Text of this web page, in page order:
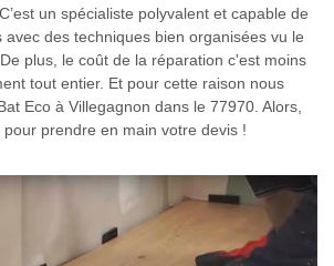
un spécialiste polyvalent et capable de
des techniques bien organisées vu le
plus, le coût de la réparation c'est moins
tout entier. Et pour cette raison nous
Eco à Villegagnon dans le 77970. Alors,
prendre en main votre devis !